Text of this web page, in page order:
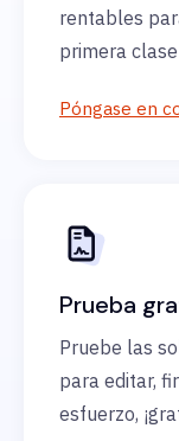
rentables
primera
Póngase en
Prueba
Pruebe las
para editar,
esfuerzo,